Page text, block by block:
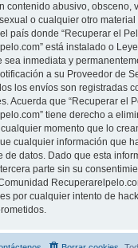
contenido abusivo, obsceno,
o cualquier otro
país donde “Recuperar el
está instalado o
sea inmediata y
a su Proveedor de
los envíos son registradas
Acuerda que “Recuperar el
tiene derecho a
momento que lo
cualquier información que
de datos. Dado que esta
parte sin su
por cualquier intento de